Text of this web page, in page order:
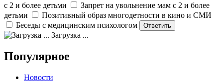
с 2 и более детьми
Запрет на увольнение мам с 2 и более
детьми
Позитивный образ многодетности в кино и СМИ
Беседы с медицинским психологом
Загрузка ...
Популярное
Новости